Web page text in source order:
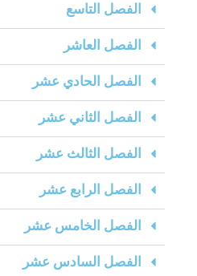
الفصل التاسع
الفصل العاشر
الفصل الحادي عشر
الفصل الثاني عشر
الفصل الثالث عشر
الفصل الرابع عشر
الفصل الخامس عشر
الفصل السادس عشر